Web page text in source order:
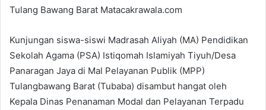
Tulang Bawang Barat Matacakrawala.com
Kunjungan siswa-siswi Madrasah Aliyah (MA) Pendidikan
Sekolah Agama (PSA) Istiqomah Islamiyah Tiyuh/Desa
Panaragan Jaya di Mal Pelayanan Publik (MPP)
Tulangbawang Barat (Tubaba) disambut hangat oleh
Kepala Dinas Penanaman Modal dan Pelayanan Terpadu